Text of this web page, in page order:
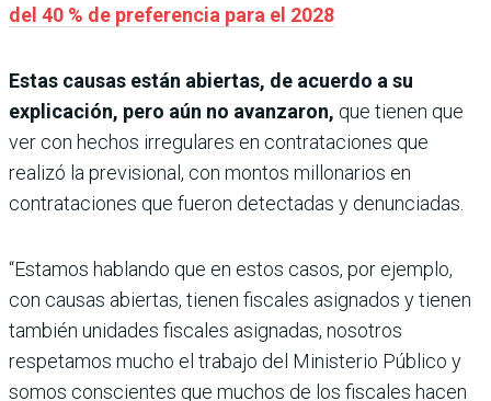
del 40 % de preferencia para el 2028
Estas causas están abiertas, de acuerdo a su
explicación, pero aún no avanzaron, que tienen que
ver con hechos irregulares en contrataciones que
realizó la previsional, con montos millonarios en
contrataciones que fueron detectadas y denunciadas.
“Estamos hablando que en estos casos, por ejemplo,
con causas abiertas, tienen fiscales asignados y tienen
también unidades fiscales asignadas, nosotros
respetamos mucho el trabajo del Ministerio Público y
somos conscientes que muchos de los fiscales hacen